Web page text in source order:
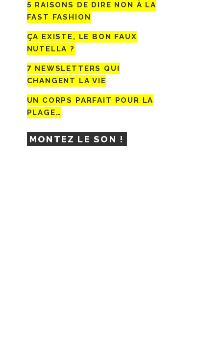
5 RAISONS DE DIRE NON À LA
FAST FASHION
ÇA EXISTE, LE BON FAUX
NUTELLA ?
7 NEWSLETTERS QUI
CHANGENT LA VIE
UN CORPS PARFAIT POUR LA
PLAGE…
MONTEZ LE SON !